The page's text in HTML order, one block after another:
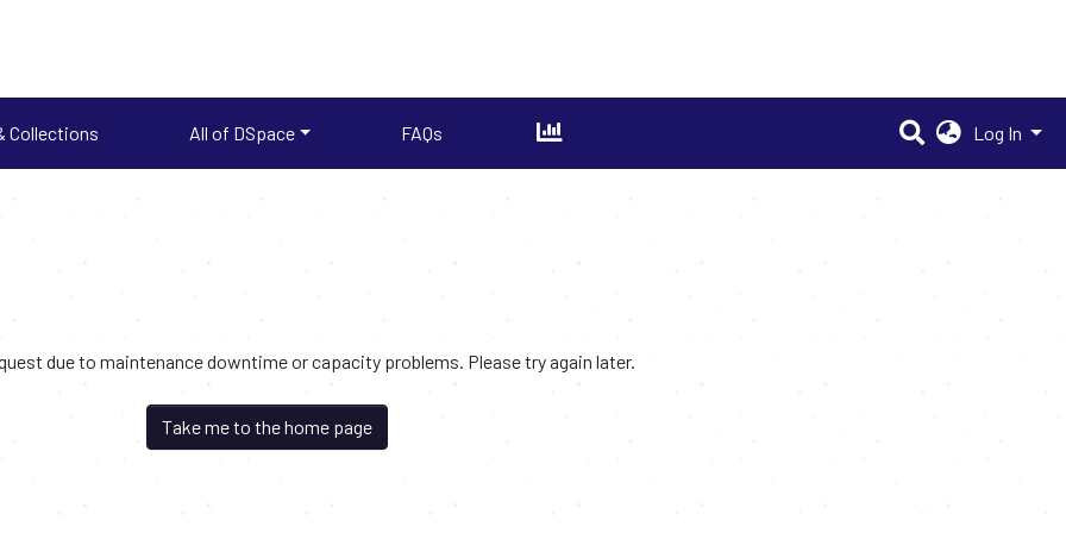
Collections All of DSpace FAQs Log In
due to maintenance downtime or capacity problems. Please try again later.
Take me to the home page